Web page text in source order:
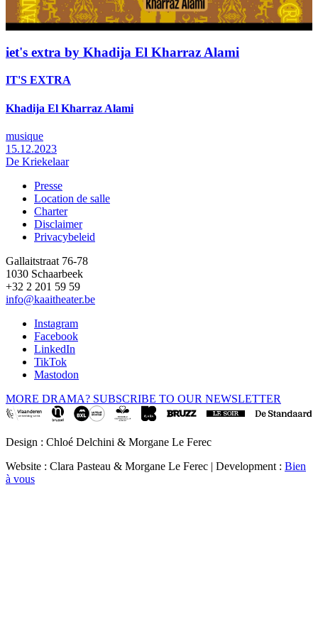
iet's extra by Khadija El Kharraz Alami
IT'S EXTRA
Khadija El Kharraz Alami
musique
15.12.2023
De Kriekelaar
Footer
Presse
Location de salle
Charter
Disclaimer
Privacybeleid
Gallaitstraat 76-78
1030 Schaarbeek
+32 2 201 59 59
info@kaaitheater.be
Instagram
Facebook
LinkedIn
TikTok
Mastodon
MORE DRAMA? SUBSCRIBE TO OUR NEWSLETTER
Design : Chloé Delchini & Morgane Le Ferec
Website : Clara Pasteau & Morgane Le Ferec | Development : Bien
à vous